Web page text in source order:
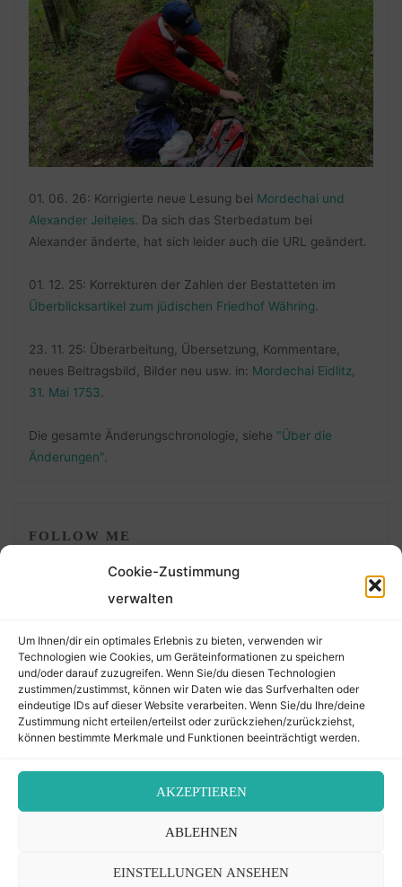
Cookie-Zustimmung
verwalten
Um Ihnen/dir ein optimales Erlebnis zu bieten, verwenden wir
Technologien wie Cookies, um Geräteinformationen zu speichern
und/oder darauf zuzugreifen. Wenn Sie/du diesen Technologien
zustimmen/zustimmst, können wir Daten wie das Surfverhalten oder
eindeutige IDs auf dieser Website verarbeiten. Wenn Sie/du Ihre/deine
Zustimmung nicht erteilen/erteilst oder zurückziehen/zurückziehst,
können bestimmte Merkmale und Funktionen beeinträchtigt werden.
AKZEPTIEREN
ABLEHNEN
EINSTELLUNGEN ANSEHEN
01. 06. 26: Korrigierte neue Lesung bei Mordechai und
Alexander Jeiteles . Da sich das Sterbedatum bei
Alexander änderte, hat sich leider auch die URL geändert.
01. 12. 25: Korrekturen der Zahlen der Bestatteten im
Überblicksartikel zum jüdischen Friedhof Währing
23. 11. 25: Überarbeitung, Übersetzung, Kommentare,
neues Beitragsbild, Bilder neu usw. in: Mordechai Eidlitz,
31. Mai 1753
Die gesamte Änderungschronologie, siehe "Über die
Änderungen".
FOLLOW ME
©2026 Der Transkribierer
Kontakt / Impressum
Cookie-Richtlinie (EU)
Back
to